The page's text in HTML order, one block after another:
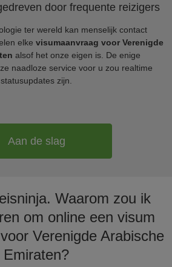
door frequente reizigers
ter wereld kan menselijk contact
elke visumaanvraag voor Verenigde
alsof het onze eigen is. De enige
naadloze service voor u zou realtime
statusupdates zijn.
Aan de slag
Waarom zou ik
om online een visum
Verenigde Arabische
Emiraten?